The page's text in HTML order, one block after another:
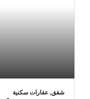
شقق, عقارات سكنية